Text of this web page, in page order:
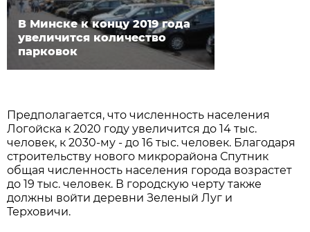
В Минске к концу 2019 года
увеличится количество
парковок
Предполагается, что численность населения
Логойска к 2020 году увеличится до 14 тыс.
человек, к 2030-му - до 16 тыс. человек. Благодаря
строительству нового микрорайона Спутник
общая численность населения города возрастет
до 19 тыс. человек. В городскую черту также
должны войти деревни Зеленый Луг и
Терховичи.